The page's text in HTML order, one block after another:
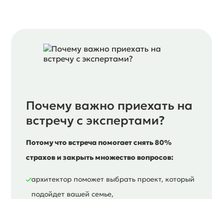
Почему важно приехать на
встречу с экспертами?
Потому что встреча помогает снять 80%
страхов и закрыть множество вопросов:
архитектор поможет выбрать проект, который
подойдет вашей семье,